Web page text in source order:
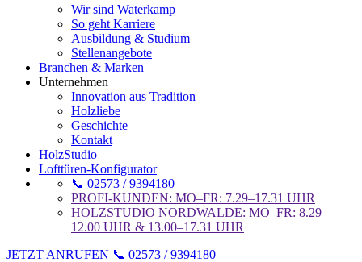
Wir sind Waterkamp
So geht Karriere
Ausbildung & Studium
Stellenangebote
Branchen & Marken
Unternehmen
Innovation aus Tradition
Holzliebe
Geschichte
Kontakt
HolzStudio
Lofttüren-Konfigurator
📞 02573 / 9394180
PROFI-KUNDEN: MO–FR: 7.29–17.31 UHR
HOLZSTUDIO NORDWALDE: MO–FR: 8.29–
12.00 UHR & 13.00–17.31 UHR
JETZT ANRUFEN 📞 02573 / 9394180